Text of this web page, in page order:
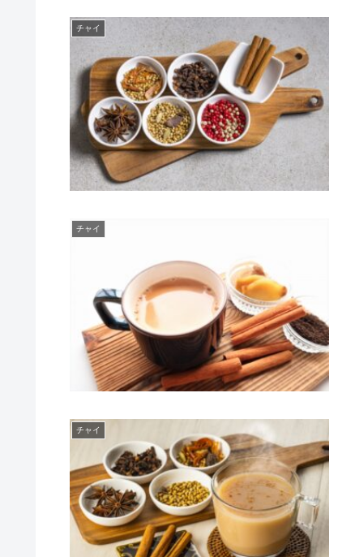
チャイ
チャイ
チャイ